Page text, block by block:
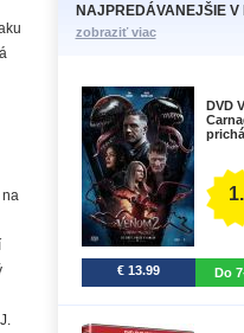
NAJPREDÁVANEJŠIE V
zobraziť viac
DVD
1.
€ 13.99 Do